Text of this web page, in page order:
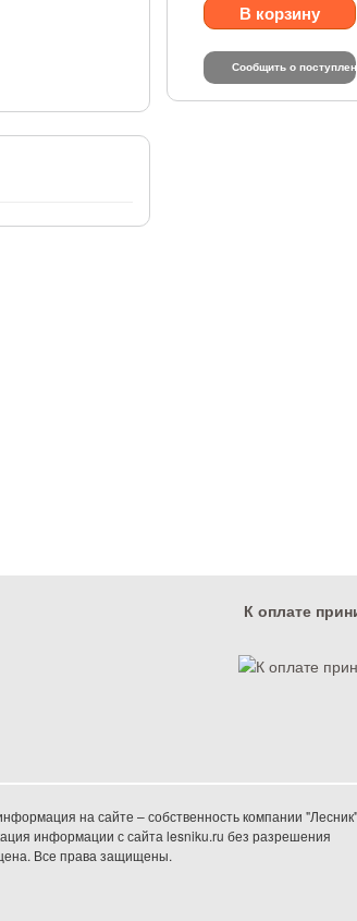
В корзину
Сообщить о
К оплате
на сайте – собственность компании
информации с сайта lesniku.ru без разрешения
Все права защищены.